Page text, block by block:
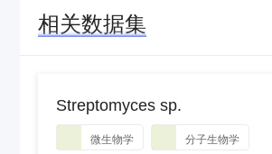
相关数据集
Streptomyces sp.
微生物学 分子生物学